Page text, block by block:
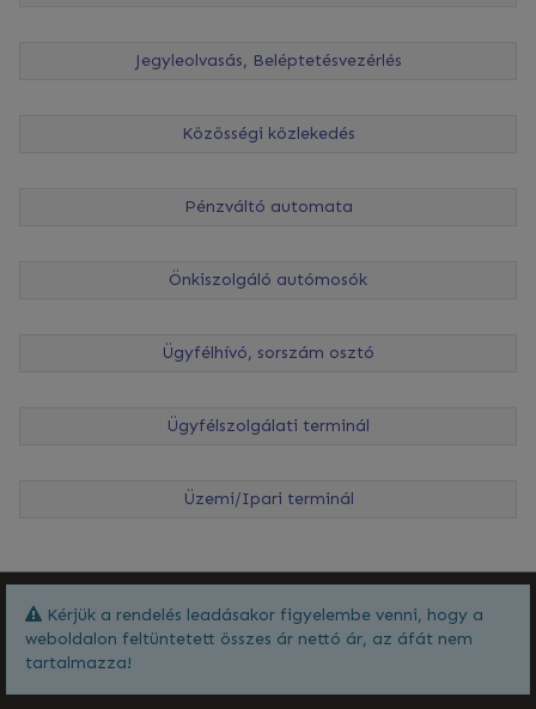
Jegyleolvasás, Beléptetésvezérlés
Közösségi közlekedés
Pénzváltó automata
Önkiszolgáló autómosók
Ügyfélhívó, sorszám osztó
Ügyfélszolgálati terminál
Üzemi/Ipari terminál
Kérjük a rendelés leadásakor figyelembe venni, hogy a
weboldalon feltüntetett összes ár nettó ár, az áfát nem
tartalmazza!